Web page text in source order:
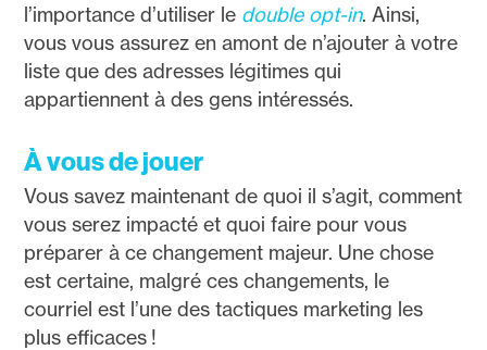
l’importance d’utiliser le double opt-in. Ainsi,
vous vous assurez en amont de n’ajouter à votre
liste que des adresses légitimes qui
appartiennent à des gens intéressés.
À vous de jouer
Vous savez maintenant de quoi il s’agit, comment
vous serez impacté et quoi faire pour vous
préparer à ce changement majeur. Une chose
est certaine, malgré ces changements, le
courriel est l’une des tactiques marketing les
plus efficaces !